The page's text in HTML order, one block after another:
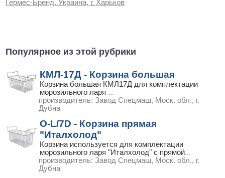
Гермес-Бренд, Украина, г. Харьков
Популярное из этой рубрики
КМЛ-17Д - Корзина большая
Корзина большая КМЛ17Д для комплектации
морозильного ларя ...
производитель: Завод Спецмаш, Моск. обл., г.
Дубна
O-L/7D - Корзина прямая
"Италхолод"
Корзина используется для комплектации
морозильного ларя "Италхолод" с прямой...
производитель: Завод Спецмаш, Моск. обл., г.
Дубна